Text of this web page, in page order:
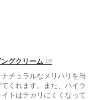
グクリーム
チュラルなメリハリを与
くれます。また、ハイラ
トはテカリにくくなって